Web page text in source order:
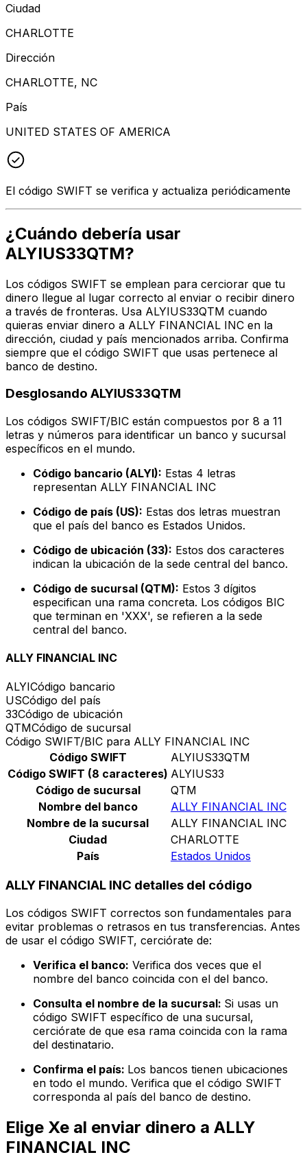
Ciudad
CHARLOTTE
Dirección
CHARLOTTE, NC
País
UNITED STATES OF AMERICA
El código SWIFT se verifica y actualiza periódicamente
¿Cuándo debería usar
ALYIUS33QTM?
Los códigos SWIFT se emplean para cerciorar que tu
dinero llegue al lugar correcto al enviar o recibir dinero
a través de fronteras. Usa ALYIUS33QTM cuando
quieras enviar dinero a ALLY FINANCIAL INC en la
dirección, ciudad y país mencionados arriba. Confirma
siempre que el código SWIFT que usas pertenece al
banco de destino.
Desglosando ALYIUS33QTM
Los códigos SWIFT/BIC están compuestos por 8 a 11
letras y números para identificar un banco y sucursal
específicos en el mundo.
Código bancario (ALYI): Estas 4 letras
representan ALLY FINANCIAL INC
Código de país (US): Estas dos letras muestran
que el país del banco es Estados Unidos.
Código de ubicación (33): Estos dos caracteres
indican la ubicación de la sede central del banco.
Código de sucursal (QTM): Estos 3 dígitos
especifican una rama concreta. Los códigos BIC
que terminan en 'XXX', se refieren a la sede
central del banco.
ALLY FINANCIAL INC
ALYICódigo bancario
USCódigo del país
33Código de ubicación
QTMCódigo de sucursal
Código SWIFT/BIC para ALLY FINANCIAL INC
Código SWIFT
ALYIUS33QTM
Código SWIFT (8 caracteres) ALYIUS33
Código de sucursal
QTM
Nombre del banco
ALLY FINANCIAL INC
Nombre de la sucursal
ALLY FINANCIAL INC
Ciudad
CHARLOTTE
País
Estados Unidos
ALLY FINANCIAL INC detalles del código
Los códigos SWIFT correctos son fundamentales para
evitar problemas o retrasos en tus transferencias. Antes
de usar el código SWIFT, cerciórate de:
Verifica el banco: Verifica dos veces que el
nombre del banco coincida con el del banco.
Consulta el nombre de la sucursal: Si usas un
código SWIFT específico de una sucursal,
cerciórate de que esa rama coincida con la rama
del destinatario.
Confirma el país: Los bancos tienen ubicaciones
en todo el mundo. Verifica que el código SWIFT
corresponda al país del banco de destino.
Elige Xe al enviar dinero a ALLY
FINANCIAL INC